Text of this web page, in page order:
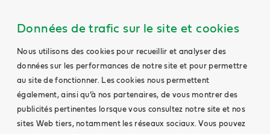
Données de trafic sur le site et cookies
Nous utilisons des cookies pour recueillir et analyser des
données sur les performances de notre site et pour permettre
au site de fonctionner. Les cookies nous permettent
également, ainsi qu’à nos partenaires, de vous montrer des
publicités pertinentes lorsque vous consultez notre site et nos
sites Web tiers, notamment les réseaux sociaux. Vous pouvez